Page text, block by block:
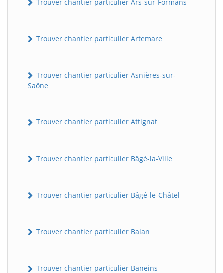
Trouver chantier particulier Ars-sur-Formans
Trouver chantier particulier Artemare
Trouver chantier particulier Asnières-sur-
Saône
Trouver chantier particulier Attignat
Trouver chantier particulier Bâgé-la-Ville
Trouver chantier particulier Bâgé-le-Châtel
Trouver chantier particulier Balan
Trouver chantier particulier Baneins